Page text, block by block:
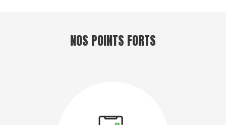
NOS POINTS FORTS